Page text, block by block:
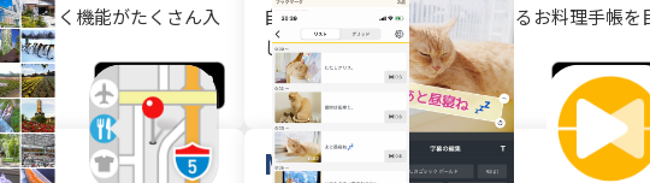
が届く機能がたくさん入
自由に整理できます。毎日使えるお料理手帳を
して作りました。
MixClip